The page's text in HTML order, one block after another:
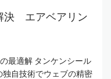
決 エアベアリン
最適解 タンケンシール
自技術でウェブの精密